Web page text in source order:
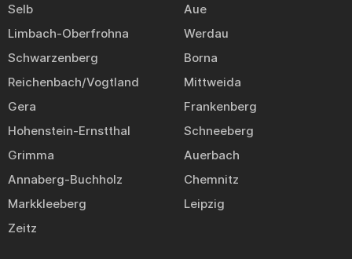
Selb
Aue
Limbach-Oberfrohna
Werdau
Schwarzenberg
Borna
Reichenbach/Vogtland
Mittweida
Gera
Frankenberg
Hohenstein-Ernstthal
Schneeberg
Grimma
Auerbach
Annaberg-Buchholz
Chemnitz
Markkleeberg
Leipzig
Zeitz